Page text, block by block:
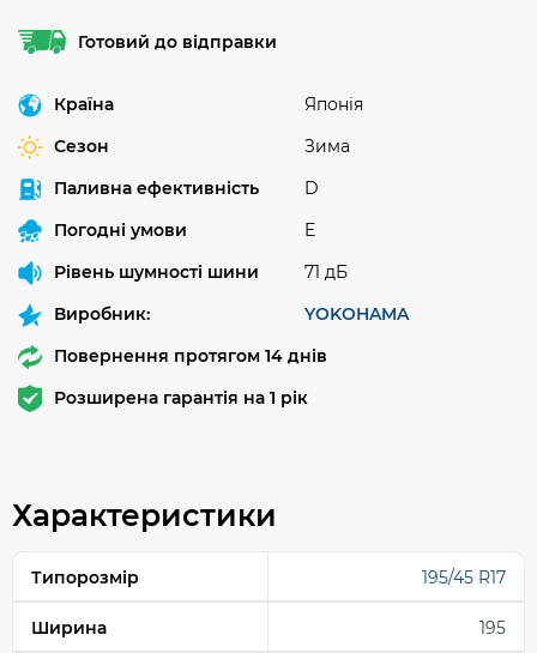
Готовий до відправки
Країна
Японія
Сезон
Зима
Паливна ефективність
D
Погодні умови
E
Рівень шумності шини
71 дБ
Виробник:
YOKOHAMA
Повернення протягом 14 днів
Розширена гарантія на 1 рік
Характеристики
Типорозмір 195/45 R17
Ширина 195